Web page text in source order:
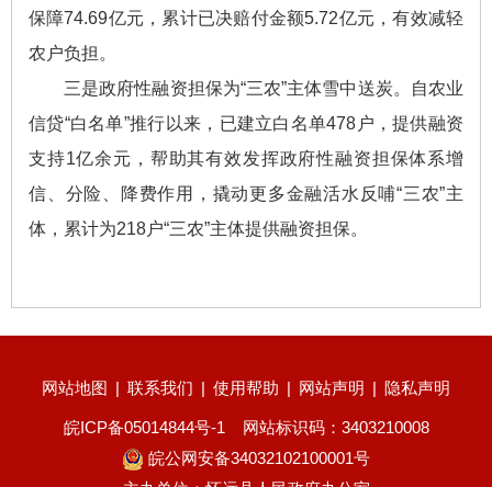
保障74.69亿元，累计已决赔付金额5.72亿元，有效减轻
农户负担。
三是政府性融资担保为“三农”主体雪中送炭。自农业
信贷“白名单”推行以来，已建立白名单478户，提供融资
支持1亿余元，帮助其有效发挥政府性融资担保体系增
信、分险、降费作用，撬动更多金融活水反哺“三农”主
体，累计为218户“三农”主体提供融资担保。
网站地图 | 联系我们 | 使用帮助 | 网站声明 | 隐私声明
皖ICP备05014844号-1
网站标识码：3403210008
皖公网安备34032102100001号